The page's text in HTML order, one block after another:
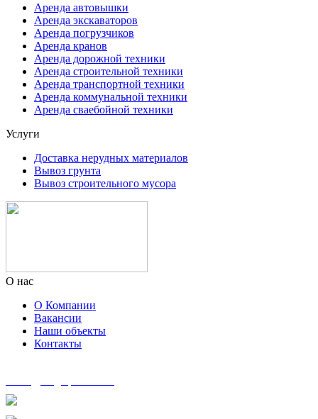
Аренда автовышки
Аренда экскаваторов
Аренда погрузчиков
Аренда кранов
Аренда дорожной техники
Аренда строительной техники
Аренда транспортной техники
Аренда коммунальной техники
Аренда сваебойной техники
Услуги
Доставка нерудных материалов
Вывоз грунта
Вывоз строительного мусора
О нас
О Компании
Вакансии
Наши объекты
Контакты